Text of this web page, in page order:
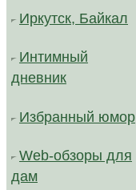
Иркутск, Байкал
Интимный
дневник
Избранный юмор
Web-обзоры для
дам